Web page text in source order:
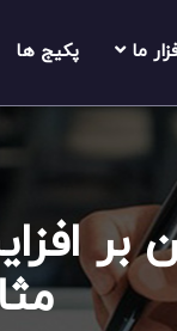
ما پکیج ها
بر